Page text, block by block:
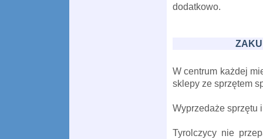
dodatkowo.
W centrum każdej
sklepy ze sprzętem
Wyprzedaże sprzętu
Tyrolczycy nie